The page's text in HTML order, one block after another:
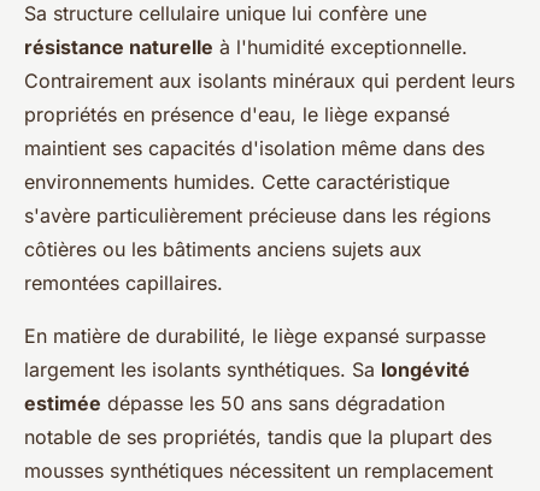
Sa structure cellulaire unique lui confère une
résistance naturelle à l'humidité exceptionnelle.
Contrairement aux isolants minéraux qui perdent leurs
propriétés en présence d'eau, le liège expansé
maintient ses capacités d'isolation même dans des
environnements humides. Cette caractéristique
s'avère particulièrement précieuse dans les régions
côtières ou les bâtiments anciens sujets aux
remontées capillaires.
En matière de durabilité, le liège expansé surpasse
largement les isolants synthétiques. Sa longévité
estimée dépasse les 50 ans sans dégradation
notable de ses propriétés, tandis que la plupart des
mousses synthétiques nécessitent un remplacement